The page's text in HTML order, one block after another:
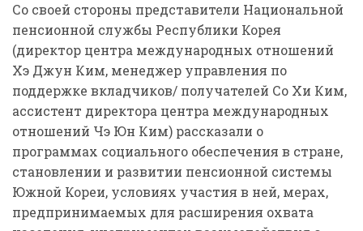
Со своей стороны представители Национальной
пенсионной службы Республики Корея
(директор центра международных отношений
Хэ Джун Ким, менеджер управления по
поддержке вкладчиков/ получателей Со Хи Ким,
ассистент директора центра международных
отношений Чэ Юн Ким) рассказали о
программах социального обеспечения в стране,
становлении и развитии пенсионной системы
Южной Кореи, условиях участия в ней, мерах,
предпринимаемых для расширения охвата